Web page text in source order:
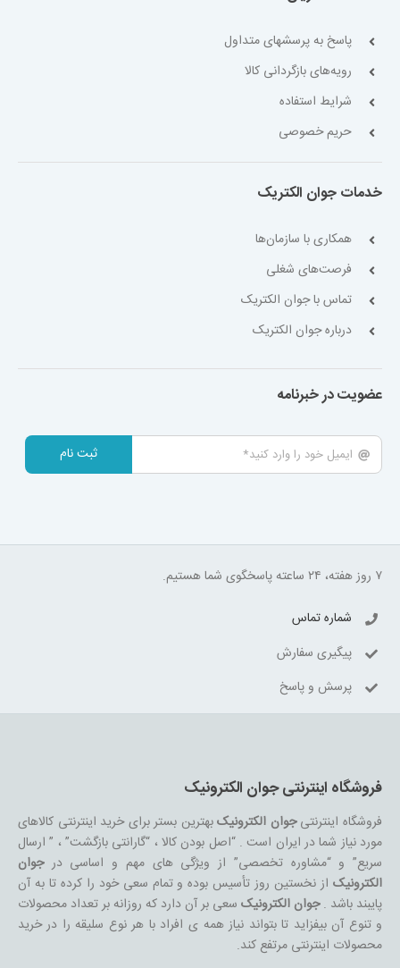
پاسخ به پرسشهای متداول
رویه‌های بازگردانی کالا
شرایط استفاده
حریم خصوصی
خدمات جوان الکتریک
همکاری با سازمان‌ها
فرصت‌های شغلی
تماس با جوان الکتریک
درباره جوان الکتریک
عضویت در خبرنامه
ثبت نام
۷ روز هفته، ۲۴ ساعته پاسخگوی شما هستیم.
شماره تماس
پیگیری سفارش
پرسش و پاسخ
فروشگاه اینترنتی جوان الکترونیک
فروشگاه اینترنتیجوان الکترونیکبهترین بستر برای خرید اینترنتی کالاهای
مورد نیاز شما در ایران است . “اصل بودن کالا ، “گارانتی بازگشت” ، ” ارسال
سریع” و “مشاوره تخصصی” از ویژگی های مهم و اساسی درجوان
الکترونیکاز نخستین روز تأسیس بوده و تمام سعی خود را کرده تا به آن
پایبند باشد .جوان الکترونیکسعی بر آن دارد که روزانه بر تعداد محصولات
و تنوع آن بیفزاید تا بتواند نیاز همه ی افراد با هر نوع سلیقه را در خرید
محصولات اینترنتی مرتفع کند.